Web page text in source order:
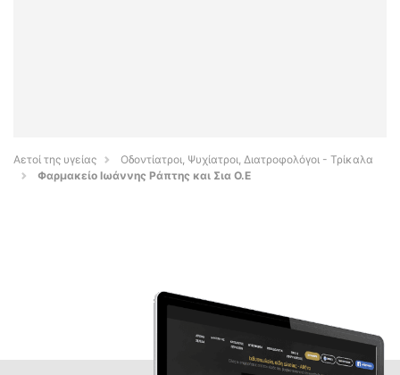
Αετοί της υγείας
Οδοντίατροι, Ψυχίατροι, Διατροφολόγοι - Τρίκαλα
Φαρμακείο Ιωάννης Ράπτης και Σια Ο.Ε